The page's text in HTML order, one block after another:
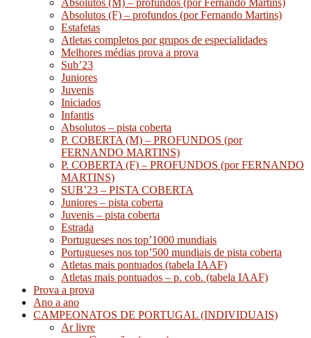
Absolutos (F) – profundos (por Fernando Martins)
Estafetas
Atletas completos por grupos de especialidades
Melhores médias prova a prova
Sub’23
Juniores
Juvenis
Iniciados
Infantis
Absolutos – pista coberta
P. COBERTA (M) – PROFUNDOS (por
FERNANDO MARTINS)
P. COBERTA (F) – PROFUNDOS (por FERNANDO
MARTINS)
SUB’23 – PISTA COBERTA
Juniores – pista coberta
Juvenis – pista coberta
Estrada
Portugueses nos top’1000 mundiais
Portugueses nos top’500 mundiais de pista coberta
Atletas mais pontuados (tabela IAAF)
Atletas mais pontuados – p. cob. (tabela IAAF)
Prova a prova
Ano a ano
CAMPEONATOS DE PORTUGAL (INDIVIDUAIS)
Ar livre